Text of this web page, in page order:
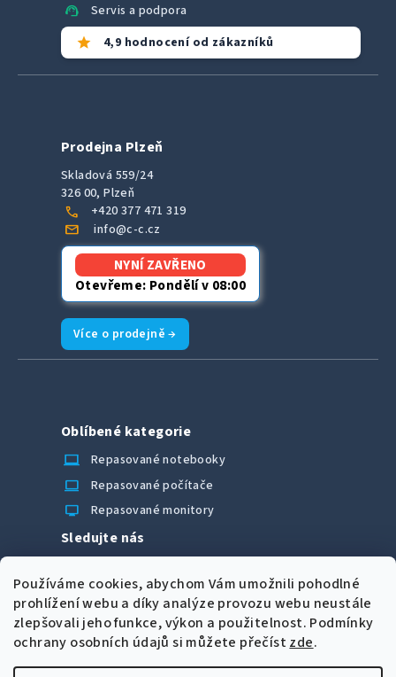
Používáme cookies, abychom Vám umožnili pohodlné
prohlížení webu a díky analýze provozu webu neustále
zlepšovali jeho funkce, výkon a použitelnost. Podmínky
ochrany osobních údajů si můžete přečíst zde.
support_agent Servis a podpora
star 4,9 hodnocení od zákazníků
Prodejna Plzeň
Skladová 559/24
326 00, Plzeň
call +420 377 471 319
mail info@c-c.cz
NYNÍ ZAVŘENO
Otevřeme: Pondělí v 08:00
Více o prodejně →
Oblíbené kategorie
laptop_chromebook
Repasované notebooky
computer Repasované počítače
monitor Repasované monitory
Sledujte nás
Možnosti úhrady